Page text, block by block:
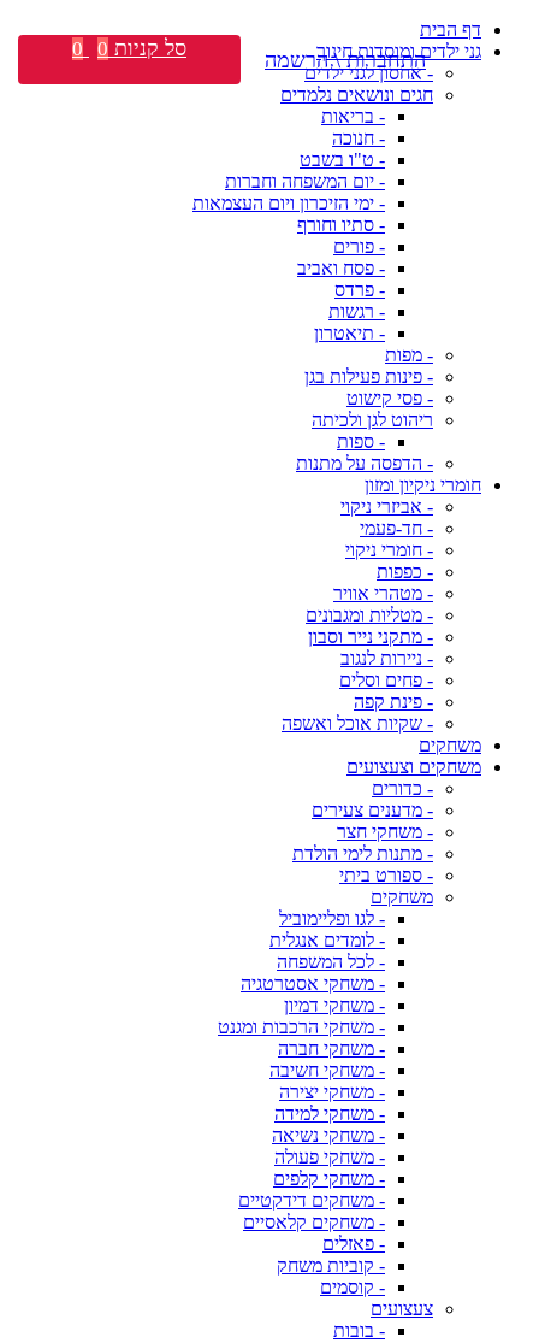
דף הבית
גני ילדים ומוסדות חינוך
- אחסון לגני ילדים
חגים ונושאים נלמדים
- בריאות
- חנוכה
- ט"ו בשבט
- יום המשפחה וחברות
- ימי הזיכרון ויום העצמאות
- סתיו וחורף
- פורים
- פסח ואביב
- פרדס
- רגשות
- תיאטרון
- מפות
- פינות פעילות בגן
- פסי קישוט
ריהוט לגן ולכיתה
- ספות
- הדפסה על מתנות
חומרי ניקיון ומזון
- אביזרי ניקוי
- חד-פעמי
- חומרי ניקוי
- כפפות
- מטהרי אוויר
- מטליות ומגבונים
- מתקני נייר וסבון
- ניירות לנגוב
- פחים וסלים
- פינת קפה
- שקיות אוכל ואשפה
משחקים
משחקים וצעצועים
- כדורים
- מדענים צעירים
- משחקי חצר
- מתנות לימי הולדת
- ספורט ביתי
משחקים
- לגו ופליימוביל
- לומדים אנגלית
- לכל המשפחה
- משחקי אסטרטגיה
- משחקי דמיון
- משחקי הרכבות ומגנט
- משחקי חברה
- משחקי חשיבה
- משחקי יצירה
- משחקי למידה
- משחקי נשיאה
- משחקי פעולה
- משחקי קלפים
- משחקים דידקטיים
- משחקים קלאסיים
- פאזלים
- קוביות משחק
- קוסמים
צעצועים
- בובות
התחברות \ הרשמה סל קניות 0
0